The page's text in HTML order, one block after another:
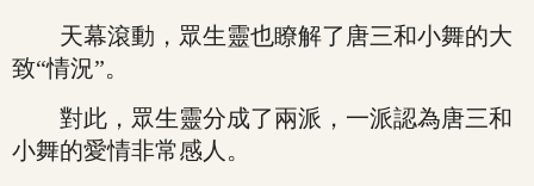
天幕滾動，眾生靈也瞭解了唐三和小舞的大
致“情況”。
對此，眾生靈分成了兩派，一派認為唐三和
小舞的愛情非常感人。